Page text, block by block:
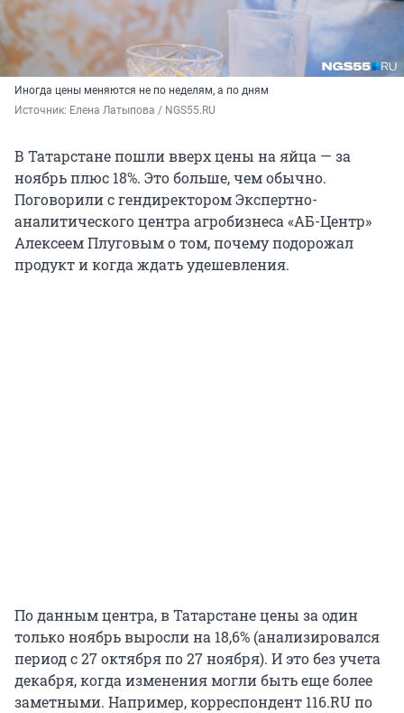
Иногда цены меняются не по неделям, а по дням
Источник: Елена Латыпова / NGS55.RU
В Татарстане пошли вверх цены на яйца — за
ноябрь плюс 18%. Это больше, чем обычно.
Поговорили с гендиректором Экспертно-
аналитического центра агробизнеса «АБ-Центр»
Алексеем Плуговым о том, почему подорожал
продукт и когда ждать удешевления.
По данным центра, в Татарстане цены за один
только ноябрь выросли на 18,6% (анализировался
период с 27 октября по 27 ноября). И это без учета
декабря, когда изменения могли быть еще более
заметными. Например, корреспондент 116.RU по